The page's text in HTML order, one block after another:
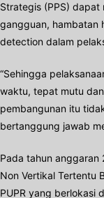
Strategis (PPS) dapat
gangguan, hambatan
detection dalam
“Sehingga
waktu, tepat mutu
pembangunan itu
bertanggung jawab
Pada tahun anggaran
Non Vertikal Tertentu
PUPR yang berlokasi